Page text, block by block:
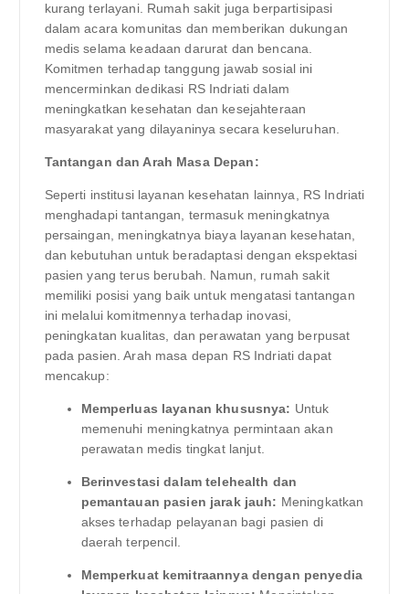
kurang terlayani. Rumah sakit juga berpartisipasi
dalam acara komunitas dan memberikan dukungan
medis selama keadaan darurat dan bencana.
Komitmen terhadap tanggung jawab sosial ini
mencerminkan dedikasi RS Indriati dalam
meningkatkan kesehatan dan kesejahteraan
masyarakat yang dilayaninya secara keseluruhan.
Tantangan dan Arah Masa Depan:
Seperti institusi layanan kesehatan lainnya, RS Indriati
menghadapi tantangan, termasuk meningkatnya
persaingan, meningkatnya biaya layanan kesehatan,
dan kebutuhan untuk beradaptasi dengan ekspektasi
pasien yang terus berubah. Namun, rumah sakit
memiliki posisi yang baik untuk mengatasi tantangan
ini melalui komitmennya terhadap inovasi,
peningkatan kualitas, dan perawatan yang berpusat
pada pasien. Arah masa depan RS Indriati dapat
mencakup:
Memperluas layanan khususnya: Untuk
memenuhi meningkatnya permintaan akan
perawatan medis tingkat lanjut.
Berinvestasi dalam telehealth dan
pemantauan pasien jarak jauh: Meningkatkan
akses terhadap pelayanan bagi pasien di
daerah terpencil.
Memperkuat kemitraannya dengan penyedia